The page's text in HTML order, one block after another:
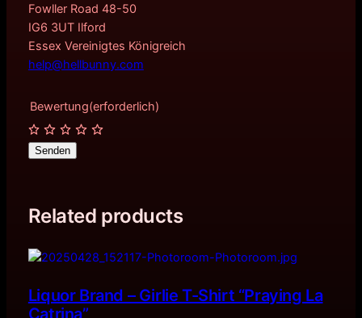
Fowller Road 48-50
IG6 3UT Ilford
Essex Vereinigtes Königreich
help@hellbunny.com
Bewertung(erforderlich)
Senden
Related products
Liquor Brand – Girlie T-Shirt “Praying La